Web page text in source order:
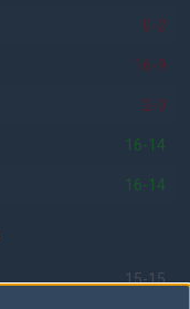
0-2
16-9
2-0
16-14
16-14
15-15